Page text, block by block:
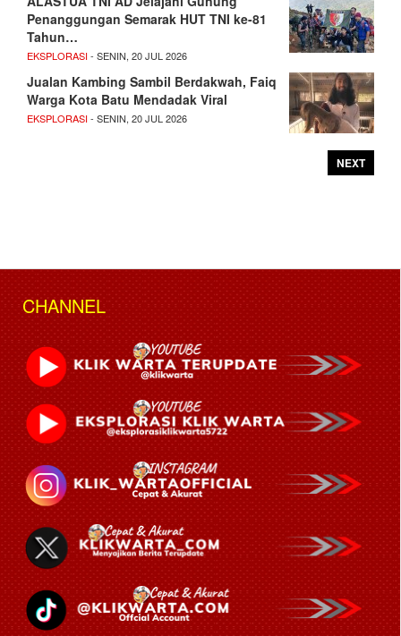
Penanggungan Semarak HUT TNI ke-81
Tahun…
EKSPLORASI- SENIN, 20 JUL 2026
Jualan Kambing Sambil Berdakwah, Faiq
Warga Kota Batu Mendadak Viral
EKSPLORASI- SENIN, 20 JUL 2026
NEXT
CHANNEL